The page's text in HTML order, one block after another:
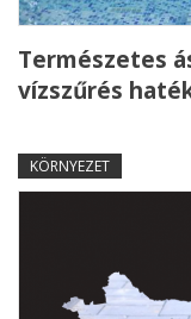
Természetes
vízszűrés
KÖRNYEZET